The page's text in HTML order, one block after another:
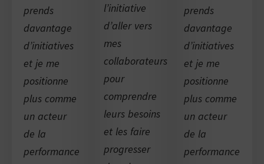
prends
davantage
d’initiatives
et je me
positionne
plus comme
un acteur
de la
performance
l’initiative
d’aller vers
mes
collaborateurs
pour
comprendre
leurs besoins
et les faire
progresser
prends
davantage
d’initiatives
et je me
positionne
plus comme
un acteur
de la
performance